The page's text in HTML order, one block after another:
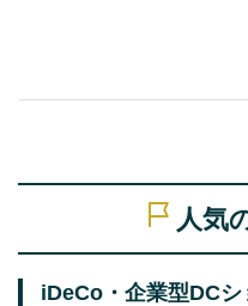
人気
iDeCo・企業型DC